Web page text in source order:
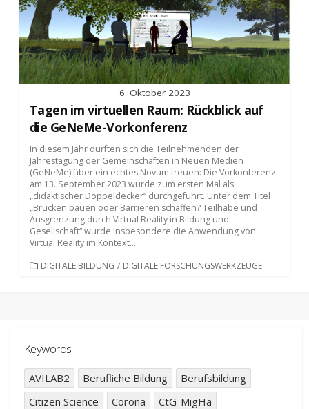
6. Oktober 2023
Tagen im virtuellen Raum: Rückblick auf
die GeNeMe-Vorkonferenz
In diesem Jahr durften sich die Teilnehmenden der
Jahrestagung der Gemeinschaften in Neuen Medien
(GeNeMe) über ein echtes Novum freuen: Die Vorkonferenz
am 13. September 2023 wurde zum ersten Mal als
„didaktischer Doppeldecker“ durchgeführt. Unter dem Titel
„Brücken bauen oder Barrieren schaffen? Teilhabe und
Ausgrenzung durch Virtual Reality in Bildung und
Gesellschaft“ wurde insbesondere die Anwendung von
Virtual Reality im Kontext...
KATEGORIEN
DIGITALE BILDUNG / DIGITALE FORSCHUNGSWERKZEUGE
Keywords
AVILAB2 Berufliche Bildung
Berufsbildung
Citizen Science
Corona
CtG-MigHa